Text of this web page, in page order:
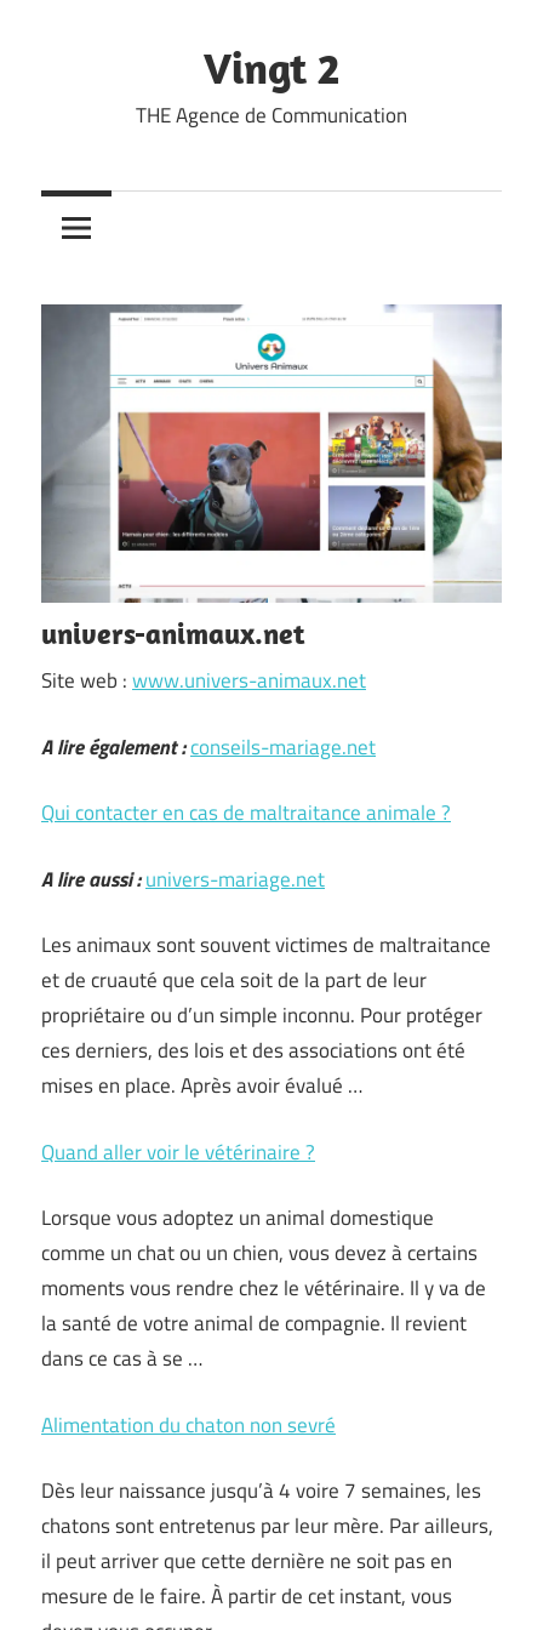
Vingt 2
THE Agence de Communication
univers-animaux.net
Site web :www.univers-animaux.net
A lire également :conseils-mariage.net
Qui contacter en cas de maltraitance animale ?
A lire aussi :univers-mariage.net
Les animaux sont souvent victimes de maltraitance
et de cruauté que cela soit de la part de leur
propriétaire ou d’un simple inconnu. Pour protéger
ces derniers, des lois et des associations ont été
mises en place. Après avoir évalué …
Quand aller voir le vétérinaire ?
Lorsque vous adoptez un animal domestique
comme un chat ou un chien, vous devez à certains
moments vous rendre chez le vétérinaire. Il y va de
la santé de votre animal de compagnie. Il revient
dans ce cas à se …
Alimentation du chaton non sevré
Dès leur naissance jusqu’à 4 voire 7 semaines, les
chatons sont entretenus par leur mère. Par ailleurs,
il peut arriver que cette dernière ne soit pas en
mesure de le faire. À partir de cet instant, vous